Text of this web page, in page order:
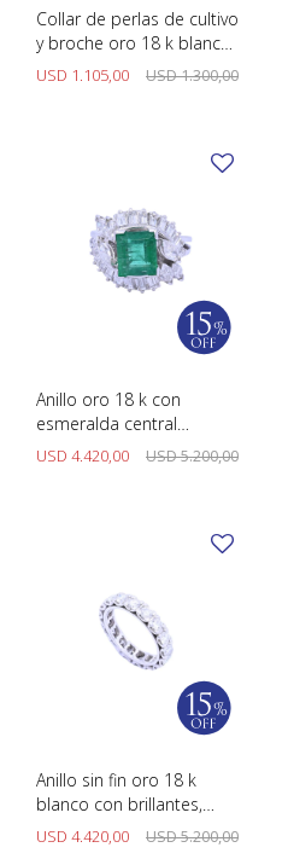
Collar de perlas de cultivo
y broche oro 18 k blanco
con brillantes.
USD 1.105,00 USD1.300,00
Anillo oro 18 k con
esmeralda central
brillantes navette y
baguette.
USD 4.420,00 USD5.200,00
Anillo sin fin oro 18 k
blanco con brillantes,
engarce 4 puntas.
USD 4.420,00 USD5.200,00